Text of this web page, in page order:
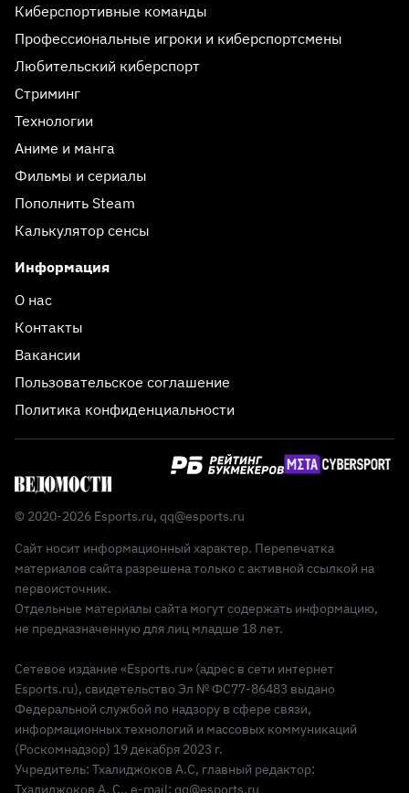
Киберспортивные команды
Профессиональные игроки и киберспортсмены
Любительский киберспорт
Стриминг
Технологии
Аниме и манга
Фильмы и сериалы
Пополнить Steam
Калькулятор сенсы
Информация
О нас
Контакты
Вакансии
Пользовательское соглашение
Политика конфиденциальности
© 2020-2026 Esports.ru, qq@esports.ru
Сайт носит информационный характер. Перепечатка
материалов сайта разрешена только с активной ссылкой на
первоисточник.
Отдельные материалы сайта могут содержать информацию,
не предназначенную для лиц младше 18 лет.
Сетевое издание «Esports.ru» (адрес в сети интернет
Esports.ru), свидетельство Эл № ФС77-86483 выдано
Федеральной службой по надзору в сфере связи,
информационных технологий и массовых коммуникаций
(Роскомнадзор) 19 декабря 2023 г.
Учредитель: Тхалиджоков А.С, главный редактор:
Тхалиджоков А. С., e-mail: qq@esports.ru